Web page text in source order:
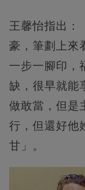
王馨怡指出：
豪，筆劃上來
一步一腳印，
缺，很早就能
做敢當，但是
行，但還好他
甘」。